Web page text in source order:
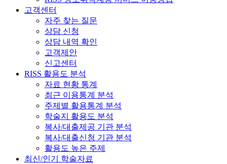
고객센터
자주 찾는 질문
상담 신청
상담 내역 확인
고객제안
신고센터
RISS 활용도 분석
자료 현황 통계
최근 이용통계 분석
주제별 활용통계 분석
학술지 활용도 분석
복사/대출제공 기관 분석
복사/대출신청 기관 분석
활용도 높은 주제
최신/인기 학술자료